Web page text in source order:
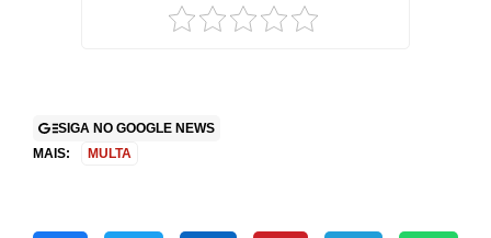
SIGA NO GOOGLE NEWS
MAIS:
MULTA